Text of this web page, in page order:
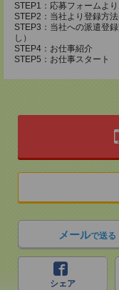
STEP1：応募フォームよ
STEP2：当社より登録方
STEP3：当社への派遣登
し）
STEP4：お仕事紹介
STEP5：お仕事スタート
メールで送る
シェア